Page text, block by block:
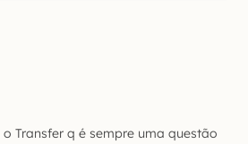
Transfer q é sempre uma questão